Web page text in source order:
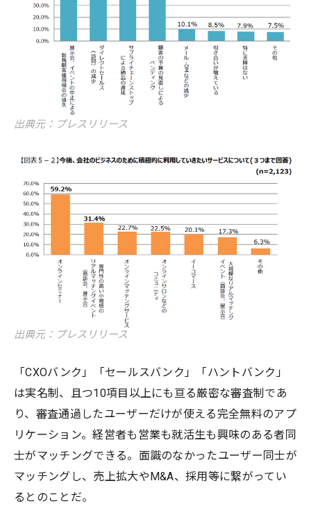
出典元：プレスリリース
出典元：プレスリリース
「CXOバンク」「セールスバンク」「ハントバンク」
は実名制、且つ10項目以上にも亘る厳密な審査制であ
り、審査通過したユーザーだけが使える完全無料のアプ
リケーション。経営者も営業も就活生も興味のある者同
士がマッチングできる。面識のなかったユーザー同士が
マッチングし、売上拡大やM&A、採用等に繋がってい
るとのことだ。